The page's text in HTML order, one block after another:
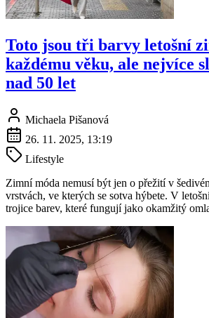
Toto jsou tři barvy letošní
každému věku, ale nejvíce
nad 50 let
Michaela Pišanová
26. 11. 2025, 13:19
Lifestyle
Zimní móda nemusí být jen o přežití v
vrstvách, ve kterých se sotva hýbete. V
trojice barev, které fungují jako okamžitý